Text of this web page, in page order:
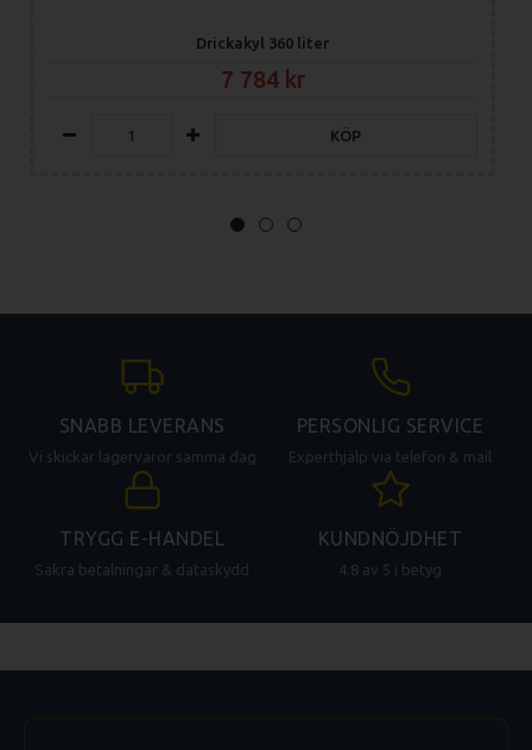
Drickakyl 360 liter
7 784
KÖP
SNABB LEVERANS
Vi skickar lagervaror samma dag
PERSONLIG SERVICE
Experthjälp via telefon & mail
TRYGG E-HANDEL
Säkra betalningar & dataskydd
KUNDNÖJDHET
4.8 av 5 i betyg